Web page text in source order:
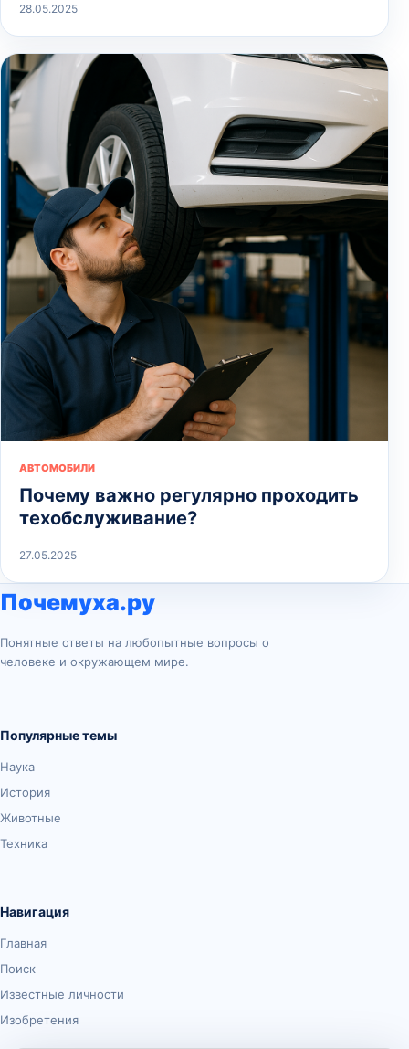
28.05.2025
АВТОМОБИЛИ
Почему важно регулярно проходить
техобслуживание?
27.05.2025
Почемуха.ру
Понятные ответы на любопытные вопросы о
человеке и окружающем мире.
Популярные темы
Наука
История
Животные
Техника
Навигация
Главная
Поиск
Известные личности
Изобретения